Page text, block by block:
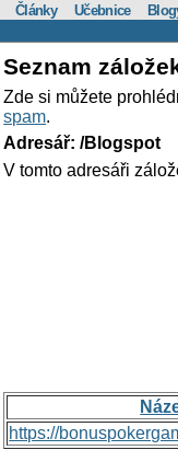
Články Učebnice
Seznam
Zde si můžete
spam.
Adresář: /Blogspot
V tomto adresáři
https://